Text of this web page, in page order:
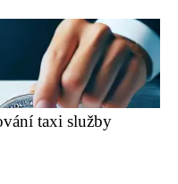
taxi služby